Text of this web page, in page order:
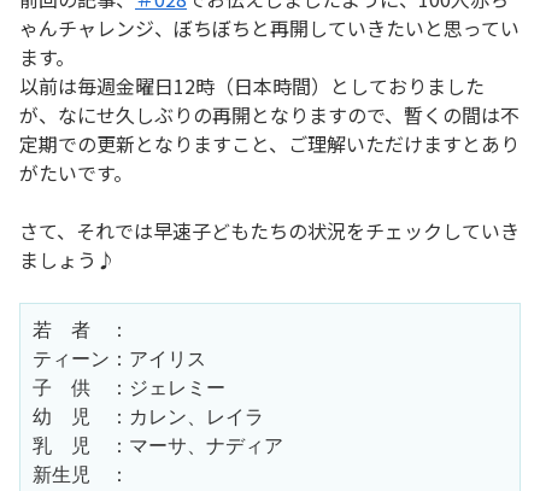
ゃんチャレンジ、ぼちぼちと再開していきたいと思ってい
ます。
以前は毎週金曜日12時（日本時間）としておりました
が、なにせ久しぶりの再開となりますので、暫くの間は不
定期での更新となりますこと、ご理解いただけますとあり
がたいです。
さて、それでは早速子どもたちの状況をチェックしていき
ましょう♪
若　者　：
ティーン：アイリス
子　供　：ジェレミー
幼　児　：カレン、レイラ
乳　児　：マーサ、ナディア
新生児　：